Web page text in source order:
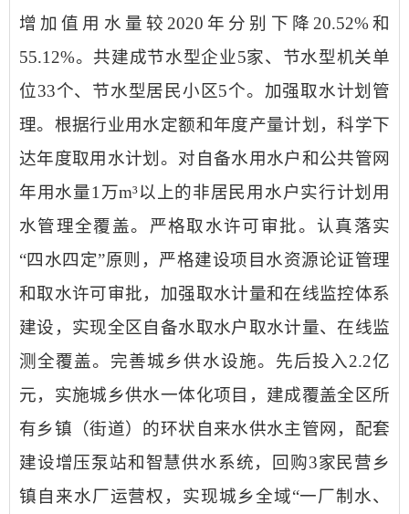
增加值用水量 较 2020 年分别下降 20.52%和
55.12%。 共建成节水型企业5家、节水型机关单
位33个、节水型居民小区5个。 加强取水计划管
理。 根据行业用水定额和年度产量计划，科学下
达年度取用水计划 。 对自备水用水户和公共管网
年用水量1 万m³以上的非居民用水户实行计划用
水管理全覆盖。 严格取水许可审批。 认真落实
“四水四定”原则，严格建设项目水资源论证管理
和取水许可审批，加强取水计量和在线监控体系
建设 ， 实现全区自备水取水户取水计量、在线监
测全覆盖。 完善城乡供水设施。 先后投入2.2亿
元，实施城乡供水一体化项目， 建成覆盖全区所
有乡镇（街道）的环状 自来水供水主管网 ，配套
建设增压泵站和智慧供水系统，回购3家民营乡
镇自来水厂运营权， 实现城乡全域“一厂制水、